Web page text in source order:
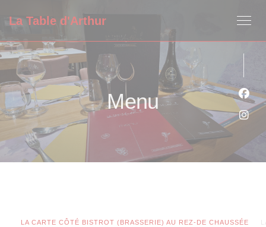
La Table d'Arthur
Menu
LA CARTE CÔTÉ BISTROT (BRASSERIE) AU REZ-DE CHAUSSÉE